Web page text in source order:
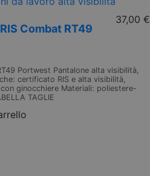
Combat RT49
37,00 €
Portwest Pantalone alta visibilità,
certificato RIS e alta visibilità,
ginocchiere Materiali: poliestere-
TAGLIE